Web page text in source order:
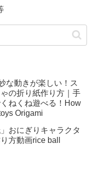
な動きが楽しい！ス
の折り紙作り方｜手
ねくね遊べる！How
Origami
」おにぎりキャラクタ
方動画rice ball